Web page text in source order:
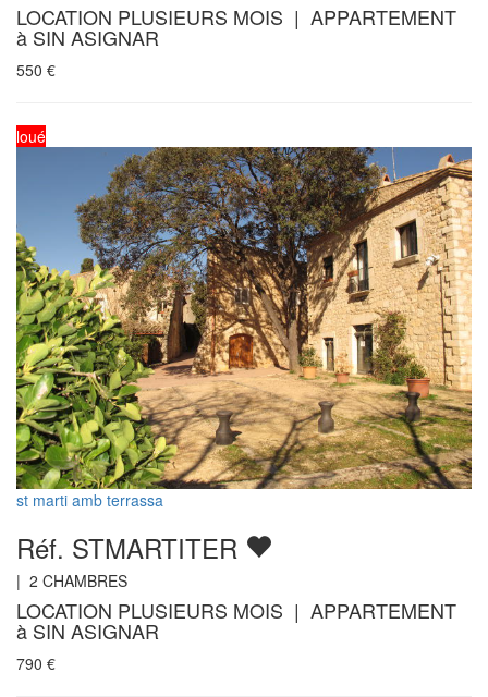
LOCATION PLUSIEURS MOIS | APPARTEMENT
à SIN ASIGNAR
550 €
loué
st marti amb terrassa
Réf. STMARTITER
| 2 CHAMBRES
LOCATION PLUSIEURS MOIS | APPARTEMENT
à SIN ASIGNAR
790 €